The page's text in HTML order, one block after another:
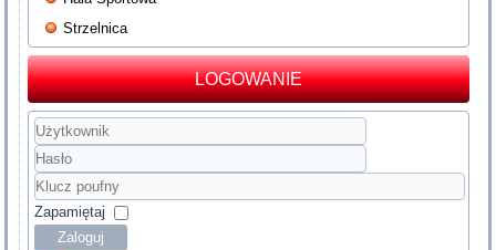
Strzelnica
LOGOWANIE
Użytkownik
Hasło
Klucz
poufny
Zapamiętaj
Zaloguj